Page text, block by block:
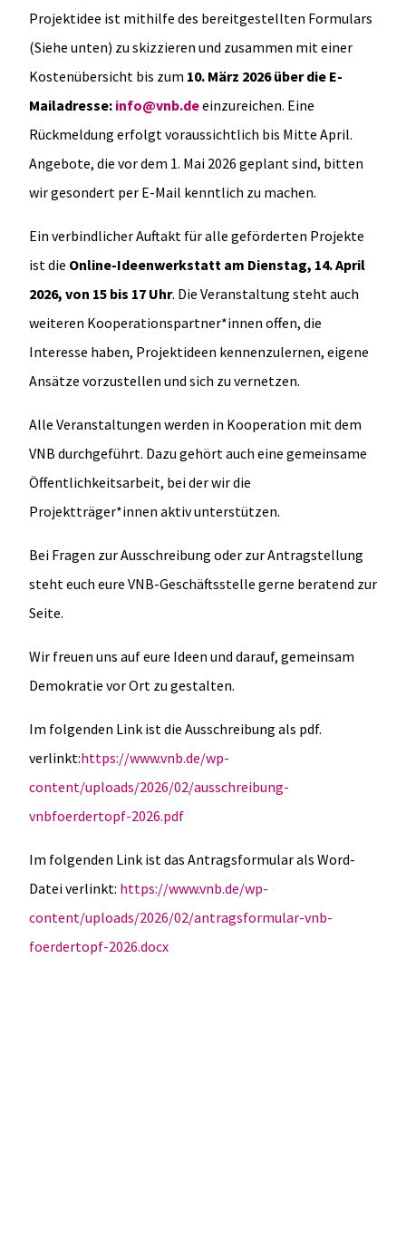
Projektidee ist mithilfe des bereitgestellten Formulars
(Siehe unten) zu skizzieren und zusammen mit einer
Kostenübersicht bis zum 10. März 2026 über die E-
Mailadresse: info@vnb.deeinzureichen. Eine
Rückmeldung erfolgt voraussichtlich bis Mitte April.
Angebote, die vor dem 1. Mai 2026 geplant sind, bitten
wir gesondert per E-Mail kenntlich zu machen.
Ein verbindlicher Auftakt für alle geförderten Projekte
ist die Online-Ideenwerkstatt am Dienstag, 14. April
2026, von 15 bis 17 Uhr. Die Veranstaltung steht auch
weiteren Kooperationspartner*innen offen, die
Interesse haben, Projektideen kennenzulernen, eigene
Ansätze vorzustellen und sich zu vernetzen.
Alle Veranstaltungen werden in Kooperation mit dem
VNB durchgeführt. Dazu gehört auch eine gemeinsame
Öffentlichkeitsarbeit, bei der wir die
Projektträger*innen aktiv unterstützen.
Bei Fragen zur Ausschreibung oder zur Antragstellung
steht euch eure VNB-Geschäftsstelle gerne beratend zur
Seite.
Wir freuen uns auf eure Ideen und darauf, gemeinsam
Demokratie vor Ort zu gestalten.
Im folgenden Link ist die Ausschreibung als pdf.
verlinkt:https://www.vnb.de/wp-
content/uploads/2026/02/ausschreibung-
vnbfoerdertopf-2026.pdf
Im folgenden Link ist das Antragsformular als Word-
Datei verlinkt: https://www.vnb.de/wp-
content/uploads/2026/02/antragsformular-vnb-
foerdertopf-2026.docx